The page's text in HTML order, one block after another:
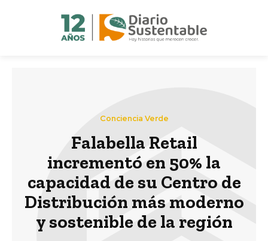
Conciencia Verde
Falabella Retail
incrementó en 50% la
capacidad de su Centro de
Distribución más moderno
y sostenible de la región